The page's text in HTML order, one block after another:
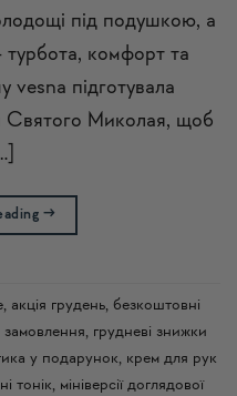
під подушкою, а
комфорт та
підготувала
Святого Миколая, щоб
→
, акція грудень, безкоштовні
, грудневі знижки
у подарунок, крем для рук
тонік, мініверсії доглядової